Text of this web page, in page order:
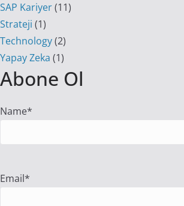
SAP Kariyer(11)
Strateji (1)
Technology(2)
Yapay Zeka (1)
Abone Ol
Name*
Email*